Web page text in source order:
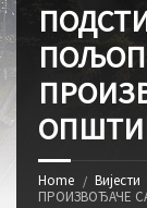
Home Вијести
ПРОИЗВОЂАЧЕ